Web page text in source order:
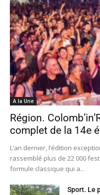
A la Une
Région.
complet de la 14e
L’an dernier, l’édition
rassemblé plus de 22 000
formule classique qui a...
Sport. Le